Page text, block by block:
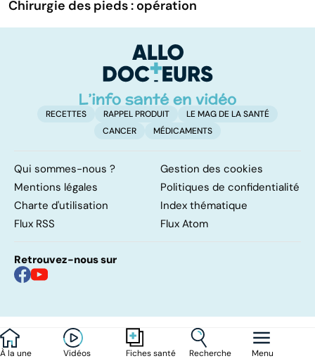
À la une Vidéos Fiches santé Recherche Menu
Chirurgie des pieds : opération
RECETTES RAPPEL PRODUIT
LE MAG DE LA SANTÉ
CANCER
MÉDICAMENTS
Qui sommes-nous ?
Gestion des cookies
Mentions légales
Politiques de confidentialité
Charte d'utilisation
Index thématique
Flux RSS
Flux Atom
Retrouvez-nous sur